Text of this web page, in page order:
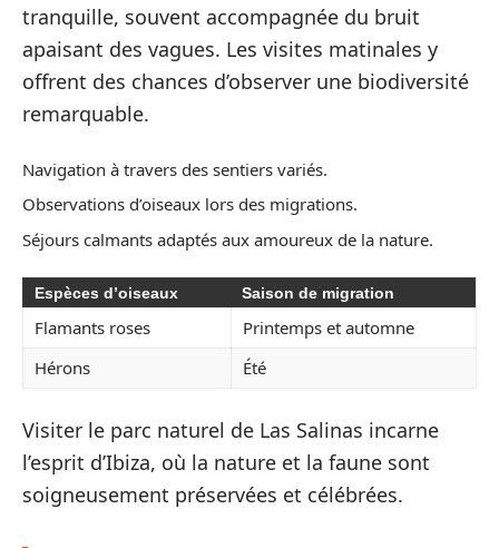
tranquille, souvent accompagnée du bruit
apaisant des vagues. Les visites matinales y
offrent des chances d’observer une biodiversité
remarquable.
Navigation à travers des sentiers variés.
Observations d’oiseaux lors des migrations.
Séjours calmants adaptés aux amoureux de la nature.
Espèces d’oiseaux Saison de migration
Flamants roses
Printemps et automne
Hérons
Été
Visiter le parc naturel de Las Salinas incarne
l’esprit d’Ibiza, où la nature et la faune sont
soigneusement préservées et célébrées.